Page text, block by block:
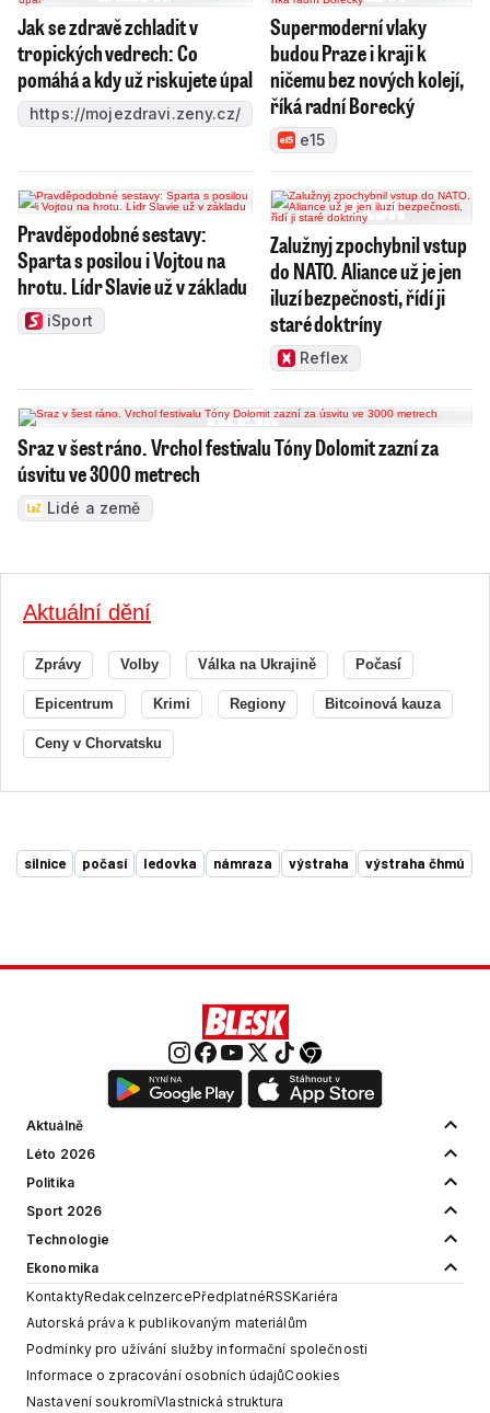
Jak se zdravě zchladit v
tropických vedrech: Co
pomáhá a kdy už riskujete úpal
https://mojezdravi.zeny.cz/
Supermoderní vlaky
budou Praze i kraji k
ničemu bez nových kolejí,
říká radní Borecký
e15
Pravděpodobné sestavy:
Sparta s posilou i Vojtou na
hrotu. Lídr Slavie už v základu
iSport
Zalužnyj zpochybnil vstup
do NATO. Aliance už je jen
iluzí bezpečnosti, řídí ji
staré doktríny
Reflex
Sraz v šest ráno. Vrchol festivalu Tóny Dolomit zazní za
úsvitu ve 3000 metrech
Lidé a země
Aktuální dění
Zprávy Volby Válka na Ukrajině Počasí
Epicentrum Krimi Regiony Bitcoinová kauza
Ceny v Chorvatsku
silnice počasí ledovka námraza výstraha výstraha čhmú
Aktuálně
Léto 2026
Politika
Sport 2026
Technologie
Ekonomika
KontaktyRedakceInzercePředplatnéRSSKariéra
Autorská práva k publikovaným materiálům
Podmínky pro užívání služby informační společnosti
Informace o zpracování osobních údajůCookies
Nastavení soukromíVlastnická struktura